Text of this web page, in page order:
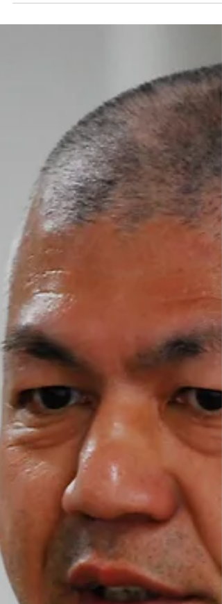
歩いた。 デモ隊からは「麻布にある韓国大使館